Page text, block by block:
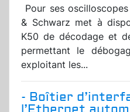
Pour ses
& Schwarz met à
K50 de décodage et
permettant le
exploitant les...
- Boîtier